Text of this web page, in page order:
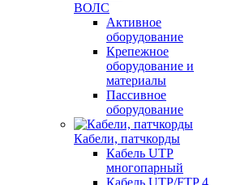
ВОЛС
Активное
оборудование
Крепежное
оборудование и
материалы
Пассивное
оборудование
Кабели, патчкорды
Кабель UTP
многопарный
Кабель UTP/FTP 4